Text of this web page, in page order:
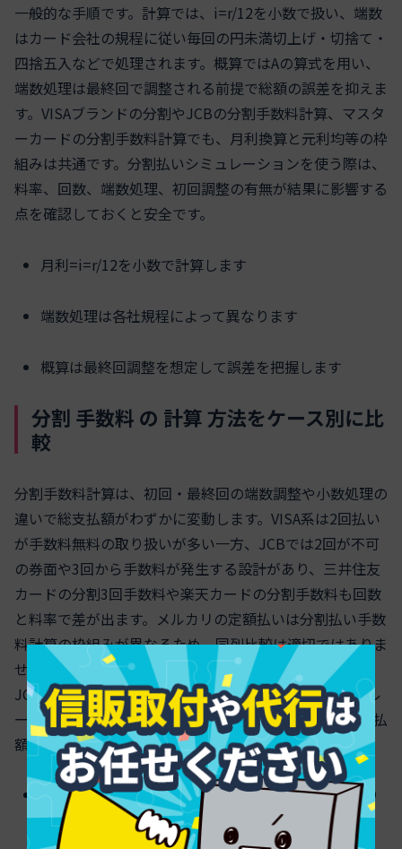
一般的な手順です。計算では、i=r/12を小数で扱い、端数
はカード会社の規程に従い毎回の円未満切上げ・切捨て・
四捨五入などで処理されます。概算ではAの算式を用い、
端数処理は最終回で調整される前提で総額の誤差を抑えま
す。VISAブランドの分割やJCBの分割手数料計算、マスタ
ーカードの分割手数料計算でも、月利換算と元利均等の枠
組みは共通です。分割払いシミュレーションを使う際は、
料率、回数、端数処理、初回調整の有無が結果に影響する
点を確認しておくと安全です。
月利=i=r/12を小数で計算します
端数処理は各社規程によって異なります
概算は最終回調整を想定して誤差を把握します
分割 手数料 の 計算 方法をケース別に比
較
分割手数料計算は、初回・最終回の端数調整や小数処理の
違いで総支払額がわずかに変動します。VISA系は2回払い
が手数料無料の取り扱いが多い一方、JCBでは2回が不可
の券面や3回から手数料が発生する設計があり、三井住友
カードの分割3回手数料や楽天カードの分割手数料も回数
と料率で差が出ます。メルカリの定額払いは分割払い手数
料計算の枠組みが異なるため、同列比較は適切ではありま
せん。分割払いシミュレーションを使う際は、VISAや
JCB、エポス、dカード、PayPayカードなど各社の端数ル
ール、初回増額、最終回調整、回数制限を確認し、総支払
額と手数料を比較検討することが重要です。
2回の可否と無料扱いはブランドや発行体で差があり
ます